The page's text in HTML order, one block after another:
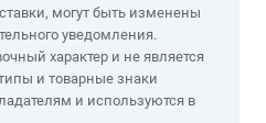
могут быть изменены
уведомления.
характер и не является
и товарные знаки
и используются в